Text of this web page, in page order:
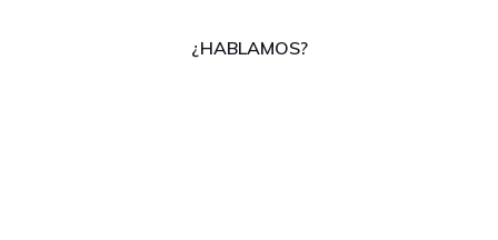
¿HABLAMOS?